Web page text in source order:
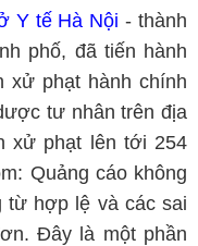
Y tế Hà Nội - thành
phố, đã tiến hành
xử phạt hành chính
tư nhân trên địa
xử phạt lên tới 254
Quảng cáo không
từ hợp lệ và các sai
Đây là một phần